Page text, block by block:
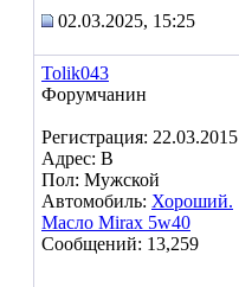
02.03.2025, 15:25
Tolik043
Форумчанин
Регистрация: 22.03.2015
Адрес: В
Пол: Мужской
Автомобиль: Хороший.
Масло Mirax 5w40
Сообщений: 13,259